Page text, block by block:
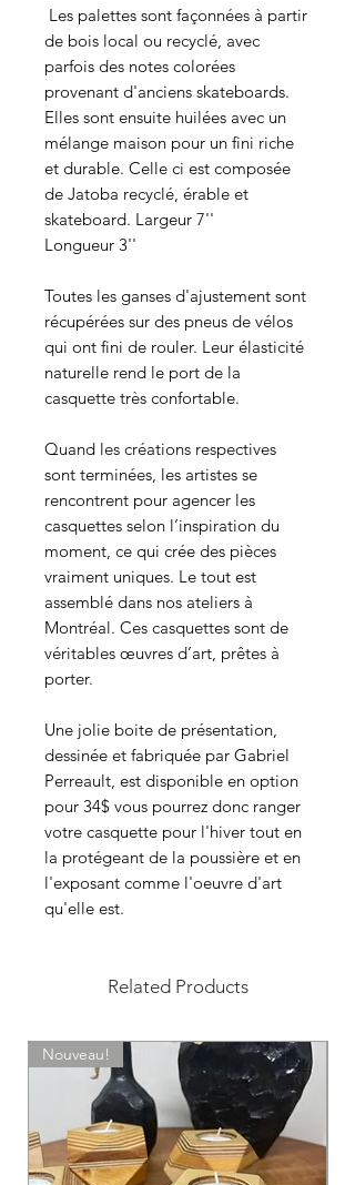
Les palettes sont façonnées à partir
de bois local ou recyclé, avec
parfois des notes colorées
provenant d'anciens skateboards.
Elles sont ensuite huilées avec un
mélange maison pour un fini riche
et durable. Celle ci est composée
de Jatoba recyclé, érable et
skateboard. Largeur 7''
Longueur 3''
Toutes les ganses d'ajustement sont
récupérées sur des pneus de vélos
qui ont fini de rouler. Leur élasticité
naturelle rend le port de la
casquette très confortable.
Quand les créations respectives
sont terminées, les artistes se
rencontrent pour agencer les
casquettes selon l’inspiration du
moment, ce qui crée des pièces
vraiment uniques. Le tout est
assemblé dans nos ateliers à
Montréal. Ces casquettes sont de
véritables œuvres d’art, prêtes à
porter.
Une jolie boite de présentation,
dessinée et fabriquée par Gabriel
Perreault, est disponible en option
pour 34$ vous pourrez donc ranger
votre casquette pour l'hiver tout en
la protégeant de la poussière et en
l'exposant comme l'oeuvre d'art
qu'elle est.
Related Products
Nouveau!